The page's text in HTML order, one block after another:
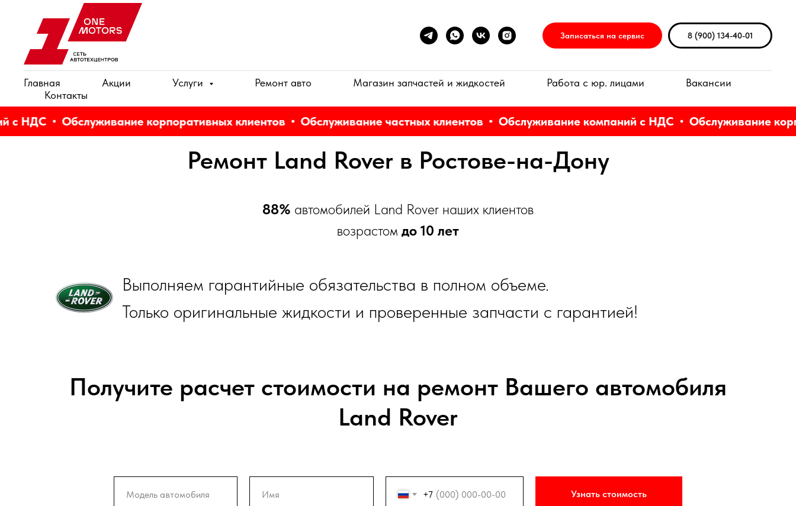
Записаться на сервис 8 (900) 134-40-01
Главная Акции Услуги Ремонт авто Магазин запчастей и жидкостей Работа с юр. лицами
Вакансии
Контакты
НДС Обслуживание корпоративных клиентов Обслуживание частных клиентов Обслуживание компаний с НДС Обслуживание
Ремонт Land Rover в Ростове-на-Дону
88% автомобилей Land Rover наших клиентов
возрастом до 10 лет
Выполняем гарантийные обязательства в полном объеме.
Только оригинальные жидкости и проверенные запчасти с гарантией!
Получите расчет стоимости на ремонт Вашего автомобиля
Land Rover
+7 Узнать стоимость